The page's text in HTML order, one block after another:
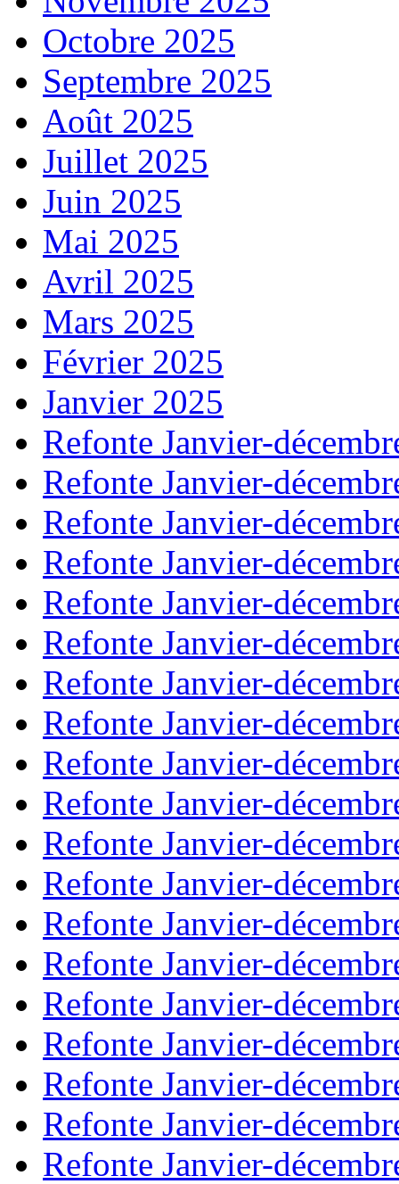
Octobre 2025
Septembre 2025
Août 2025
Juillet 2025
Juin 2025
Mai 2025
Avril 2025
Mars 2025
Février 2025
Janvier 2025
Refonte Janvier-
Refonte Janvier-
Refonte Janvier-
Refonte Janvier-
Refonte Janvier-
Refonte Janvier-
Refonte Janvier-
Refonte Janvier-
Refonte Janvier-
Refonte Janvier-
Refonte Janvier-
Refonte Janvier-
Refonte Janvier-
Refonte Janvier-
Refonte Janvier-
Refonte Janvier-
Refonte Janvier-
Refonte Janvier-
Refonte Janvier-